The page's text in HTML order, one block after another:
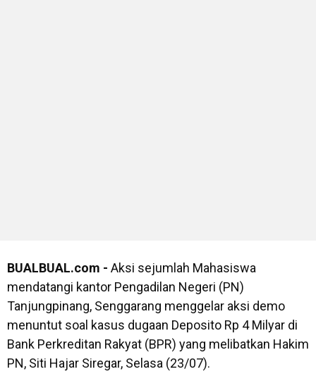
BUALBUAL.com - Aksi sejumlah Mahasiswa
mendatangi kantor Pengadilan Negeri (PN)
Tanjungpinang, Senggarang menggelar aksi demo
menuntut soal kasus dugaan Deposito Rp 4 Milyar di
Bank Perkreditan Rakyat (BPR) yang melibatkan Hakim
PN, Siti Hajar Siregar, Selasa (23/07).